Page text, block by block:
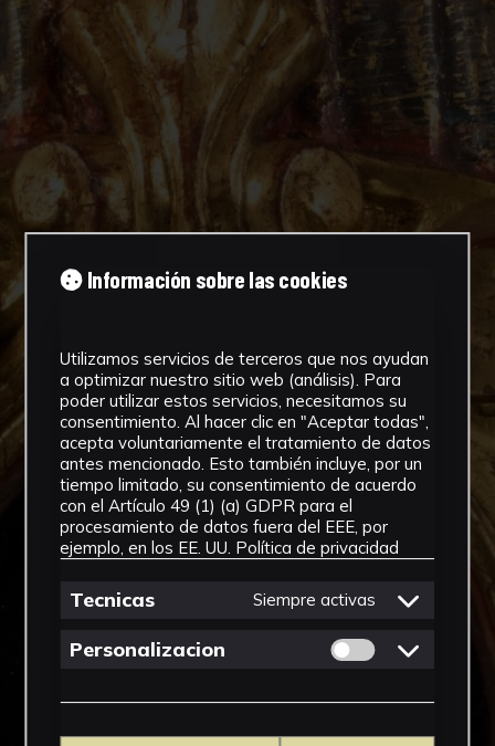
Información sobre las cookies
Utilizamos servicios de terceros que nos ayudan
a optimizar nuestro sitio web (análisis). Para
poder utilizar estos servicios, necesitamos su
consentimiento. Al hacer clic en "Aceptar todas",
acepta voluntariamente el tratamiento de datos
antes mencionado. Esto también incluye, por un
tiempo limitado, su consentimiento de acuerdo
con el Artículo 49 (1) (a) GDPR para el
procesamiento de datos fuera del EEE, por
ejemplo, en los EE. UU. Política de privacidad
Tecnicas Siempre activas
Personalizacion Permitir cookies